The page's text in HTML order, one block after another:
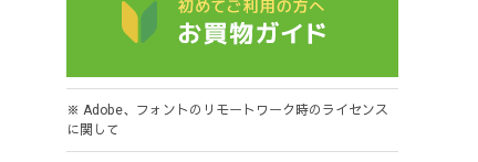
※ Adobe、フォントのリモートワーク時のライセンス
に関して